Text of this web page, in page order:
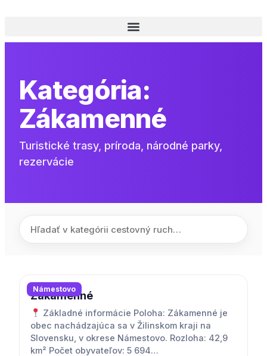
Kategória:
Zákamenné
Turistické trasy, príroda, národné parky,
rezervácie
Námestovo
Zákamenné
Základné informácie Poloha: Zákamenné je
obec nachádzajúca sa v Žilinskom kraji na
Slovensku, v okrese Námestovo. Rozloha: 42,9
km² Počet obyvateľov: 5 694…